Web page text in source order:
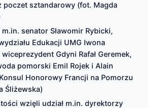
poczet sztandarowy (fot. Magda
senator Sławomir Rybicki,
Edukacji UMG Iwona
Gdyni Rafał Geremek,
pomorski Emil Rojek i Alain
Honorowy Francji na Pomorzu
Śliżewska)
wzięli udział m.in. dyrektorzy